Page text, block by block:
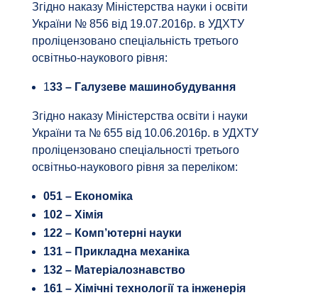
Згідно наказу Міністерства науки і освіти
України № 856 від 19.07.2016р. в УДХТУ
проліцензовано спеціальність третього
освітньо-наукового рівня:
133 – Галузеве машинобудування
Згідно наказу Міністерства освіти і науки
України та № 655 від 10.06.2016р. в УДХТУ
проліцензовано спеціальності третього
освітньо-наукового рівня за переліком:
051 – Економіка
102 – Хімія
122 – Комп’ютерні науки
131 – Прикладна механіка
132 – Матеріалознавство
161 – Хімічні технології та інженерія